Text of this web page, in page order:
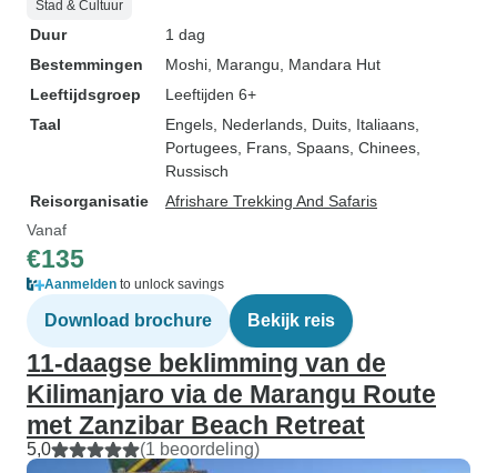
Stad & Cultuur
Duur
1 dag
Bestemmingen
Moshi , Marangu , Mandara Hut
Leeftijdsgroep
Leeftijden 6+
Taal
Engels, Nederlands, Duits, Italiaans,
Portugees, Frans, Spaans, Chinees,
Russisch
Reisorganisatie
Afrishare Trekking And Safaris
Vanaf
€135
Aanmelden to unlock savings
Download brochure Bekijk reis
11-daagse beklimming van de
Kilimanjaro via de Marangu Route
met Zanzibar Beach Retreat
5,0 (1 beoordeling)